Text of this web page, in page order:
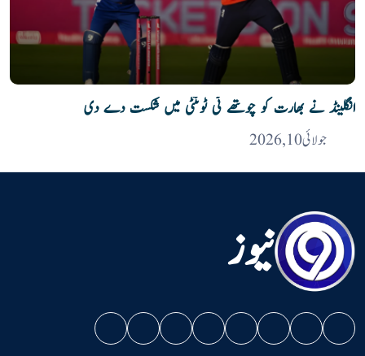
انگلینڈ نے بھارت کو چوتھے ٹی ٹوئنٹی میں شکست دے دی
جولائی 10, 2026
نیوز